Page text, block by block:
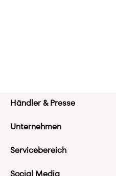
Händler & Presse
Unternehmen
Servicebereich